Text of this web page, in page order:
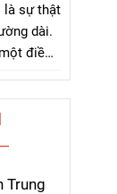
là sự thật
dài.
điều
bỏ
mà là
kết.
Trung